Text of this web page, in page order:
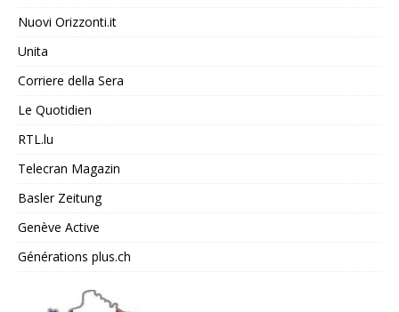
Nuovi Orizzonti.it
Unita
Corriere della Sera
Le Quotidien
RTL.lu
Telecran Magazin
Basler Zeitung
Genève Active
Générations plus.ch